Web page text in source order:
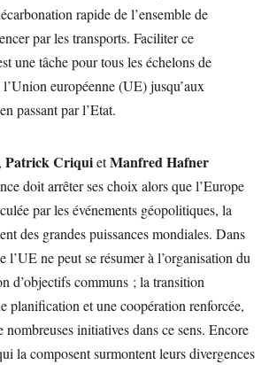
rapide de l’ensemble de
par les transports. Faciliter ce
une tâche pour tous les échelons de
européenne (UE) jusqu’aux
passant par l’Etat.
Patrick CriquietManfred Hafner
doit arrêter ses choix alors que l’Europe
par les événements géopolitiques, la
des grandes puissances mondiales. Dans
l’UE ne peut se résumer à l’organisation du
d’objectifs communs ; la transition
planification et une coopération renforcée,
nombreuses initiatives dans ce sens. Encore
la composent surmontent leurs divergences